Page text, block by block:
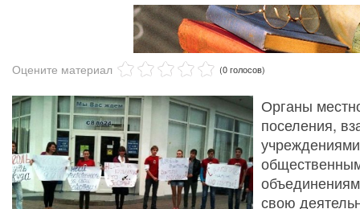
Оцените материал (0 голосов)
Органы
поселения,
свою